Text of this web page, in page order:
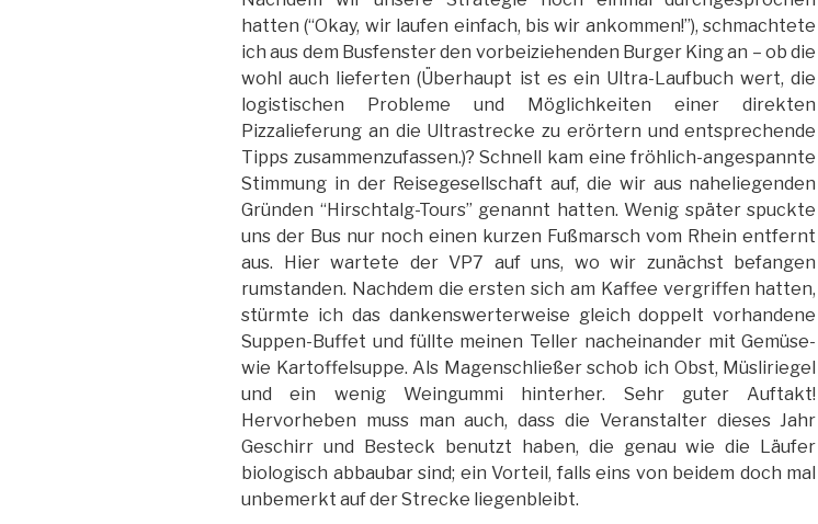
hatten (“Okay, wir laufen einfach, bis wir ankommen!”), schmachtete
ich aus dem Busfenster den vorbeiziehenden Burger King an – ob die
wohl auch lieferten (Überhaupt ist es ein Ultra-Laufbuch wert, die
logistischen Probleme und Möglichkeiten einer direkten
Pizzalieferung an die Ultrastrecke zu erörtern und entsprechende
Tipps zusammenzufassen.)? Schnell kam eine fröhlich-angespannte
Stimmung in der Reisegesellschaft auf, die wir aus naheliegenden
Gründen “Hirschtalg-Tours” genannt hatten. Wenig später spuckte
uns der Bus nur noch einen kurzen Fußmarsch vom Rhein entfernt
aus. Hier wartete der VP7 auf uns, wo wir zunächst befangen
rumstanden. Nachdem die ersten sich am Kaffee vergriffen hatten,
stürmte ich das dankenswerterweise gleich doppelt vorhandene
Suppen-Buffet und füllte meinen Teller nacheinander mit Gemüse-
wie Kartoffelsuppe. Als Magenschließer schob ich Obst, Müsliriegel
und ein wenig Weingummi hinterher. Sehr guter Auftakt!
Hervorheben muss man auch, dass die Veranstalter dieses Jahr
Geschirr und Besteck benutzt haben, die genau wie die Läufer
biologisch abbaubar sind; ein Vorteil, falls eins von beidem doch mal
unbemerkt auf der Strecke liegenbleibt.